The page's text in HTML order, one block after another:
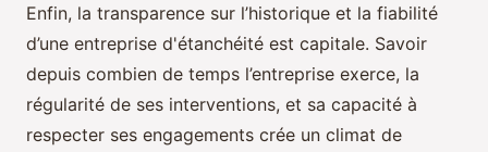
Enfin, la transparence sur l’historique et la fiabilité
d’une entreprise d'étanchéité est capitale. Savoir
depuis combien de temps l’entreprise exerce, la
régularité de ses interventions, et sa capacité à
respecter ses engagements crée un climat de